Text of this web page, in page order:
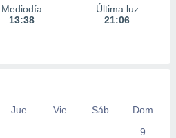
Mediodía
13:38
Última luz
21:06
Jue Vie Sáb
Dom
9